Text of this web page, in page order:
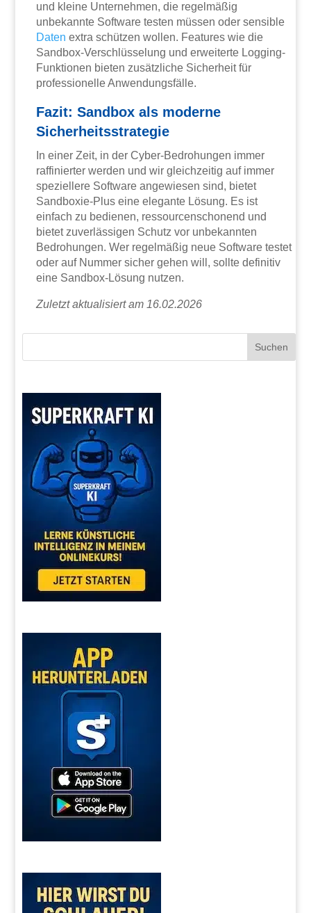
und kleine Unternehmen, die regelmäßig
unbekannte Software testen müssen oder sensible
Daten extra schützen wollen. Features wie die
Sandbox-Verschlüsselung und erweiterte Logging-
Funktionen bieten zusätzliche Sicherheit für
professionelle Anwendungsfälle.
Fazit: Sandbox als moderne
Sicherheitsstrategie
In einer Zeit, in der Cyber-Bedrohungen immer
raffinierter werden und wir gleichzeitig auf immer
speziellere Software angewiesen sind, bietet
Sandboxie-Plus eine elegante Lösung. Es ist
einfach zu bedienen, ressourcenschonend und
bietet zuverlässigen Schutz vor unbekannten
Bedrohungen. Wer regelmäßig neue Software testet
oder auf Nummer sicher gehen will, sollte definitiv
eine Sandbox-Lösung nutzen.
Zuletzt aktualisiert am 16.02.2026